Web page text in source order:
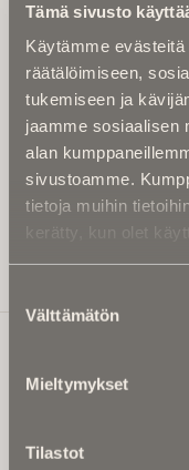
Tämä sivusto
Käytämme
räätälöimiseen,
tukemiseen ja
jaamme sosiaalisen
alan
sivustoamme.
tietoja muihin
kerätty, kun olet
valinta
Välttämätön
Mieltymykset
Tilastot
Kirjoita alle
kuukaudessa
etteivät kiinnostavat
Uutiskirje on
Kirjoita tähän
Ikuisuusmedia
Ikuisuusmedia on
valtakunnallinen